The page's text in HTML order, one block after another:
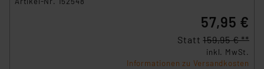
der Datenschutzerklärung. Für die USA besteht kein
Angemessenheitsbeschluss der EU. Dies bedeutet,
dass die USA als Land mit unzureichendem
Datenschutz nach EU-Standards eingestuft wird. So
besteht etwa das Risiko, dass US-Behörden
57,95 €
Statt159,95 € **
inkl. MwSt.
Informationen zu Versandkosten